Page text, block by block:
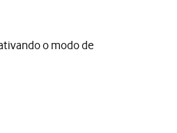
o modo de